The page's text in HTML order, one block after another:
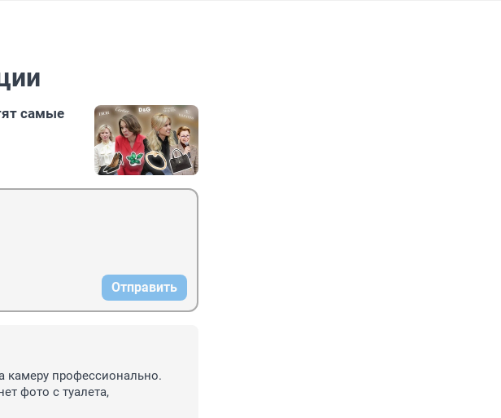
самые
Отправить
камеру профессионально.
фото с туалета,